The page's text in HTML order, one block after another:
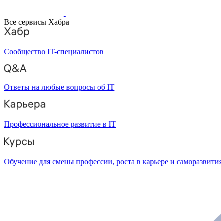
Все сервисы Хабра
Сообщество IT-специалистов
Ответы на любые вопросы об IT
Профессиональное развитие в IT
Обучение для смены профессии, роста в карьере и